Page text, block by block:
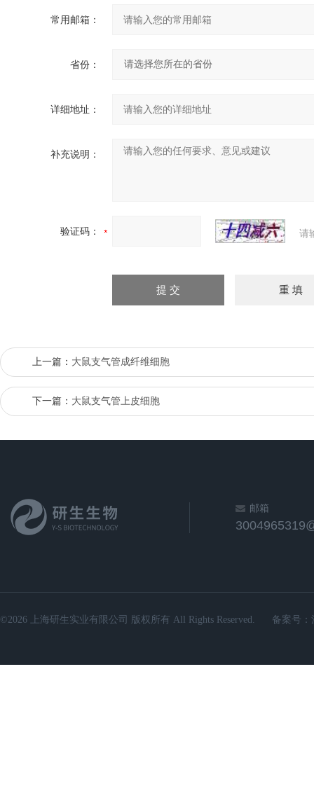
常用邮箱：
省份：
详细地址：
补充说明：
验证码： 请
上一篇： 大鼠支气管成纤维细胞
下一篇： 大鼠支气管上皮细胞
邮箱
©2026 上海研生实业有限公司 版权所有 All Rights Reserved. 备案号：